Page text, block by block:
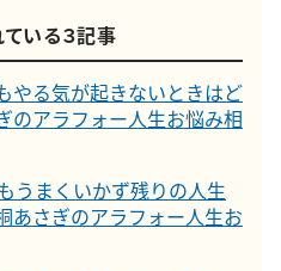
いる３記事
やる気が起きないときはど
アラフォー人生お悩み相
うまくいかず残りの人生
さぎのアラフォー人生お